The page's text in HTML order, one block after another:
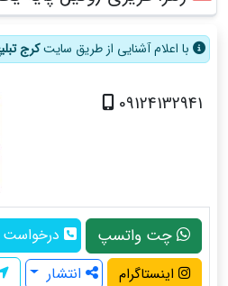
با اعلام آشنایی از طریق سایتکرج
09124132941
چت واتسپ
اینستاگرام
انتشار